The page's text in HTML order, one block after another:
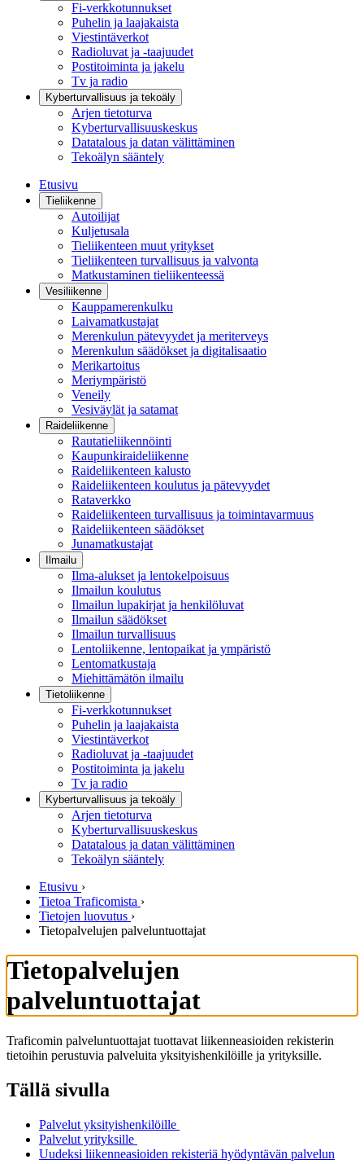
Fi-verkkotunnukset
Puhelin ja laajakaista
Viestintäverkot
Radioluvat ja -taajuudet
Postitoiminta ja jakelu
Tv ja radio
Kyberturvallisuus ja tekoäly
Arjen tietoturva
Kyberturvallisuuskeskus
Datatalous ja datan välittäminen
Tekoälyn sääntely
Etusivu
Tieliikenne
Autoilijat
Kuljetusala
Tieliikenteen muut yritykset
Tieliikenteen turvallisuus ja valvonta
Matkustaminen tieliikenteessä
Vesiliikenne
Kauppamerenkulku
Laivamatkustajat
Merenkulun pätevyydet ja meriterveys
Merenkulun säädökset ja digitalisaatio
Merikartoitus
Meriympäristö
Veneily
Vesiväylät ja satamat
Raideliikenne
Rautatieliikennöinti
Kaupunkiraideliikenne
Raideliikenteen kalusto
Raideliikenteen koulutus ja pätevyydet
Rataverkko
Raideliikenteen turvallisuus ja toimintavarmuus
Raideliikenteen säädökset
Junamatkustajat
Ilmailu
Ilma-alukset ja lentokelpoisuus
Ilmailun koulutus
Ilmailun lupakirjat ja henkilöluvat
Ilmailun säädökset
Ilmailun turvallisuus
Lentoliikenne, lentopaikat ja ympäristö
Lentomatkustaja
Miehittämätön ilmailu
Tietoliikenne
Fi-verkkotunnukset
Puhelin ja laajakaista
Viestintäverkot
Radioluvat ja -taajuudet
Postitoiminta ja jakelu
Tv ja radio
Kyberturvallisuus ja tekoäly
Arjen tietoturva
Kyberturvallisuuskeskus
Datatalous ja datan välittäminen
Tekoälyn sääntely
Etusivu ›
Tietoa Traficomista ›
Tietojen luovutus ›
Tietopalvelujen palveluntuottajat
Tietopalvelujen
palveluntuottajat
Traficomin palveluntuottajat tuottavat liikenneasioiden rekisterin
tietoihin perustuvia palveluita yksityishenkilöille ja yrityksille.
Tällä sivulla
Palvelut yksityishenkilöille
Palvelut yrityksille
Uudeksi liikenneasioiden rekisteriä hyödyntävän palvelun